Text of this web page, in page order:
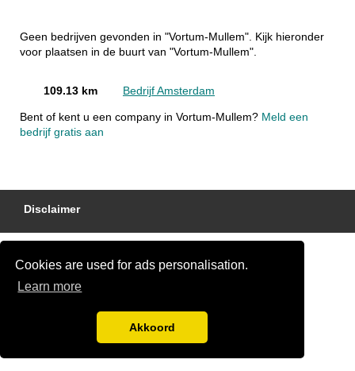
Cookies are used for ads personalisation.
Learn more
Akkoord
Geen bedrijven gevonden in "Vortum-Mullem". Kijk hieronder
voor plaatsen in de buurt van "Vortum-Mullem".
109.13 km Bedrijf Amsterdam
Bent of kent u een company in Vortum-Mullem? Meld een
bedrijf gratis aan
Disclaimer